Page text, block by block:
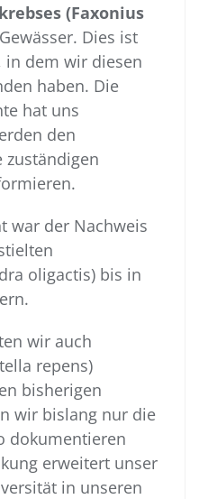
(Faxonius
Dies ist
in dem wir diesen
haben. Die
hat uns
den
zuständigen
war der Nachweis
oligactis) bis in
wir auch
repens)
bisherigen
wir bislang nur die
dokumentieren
erweitert unser
in unseren